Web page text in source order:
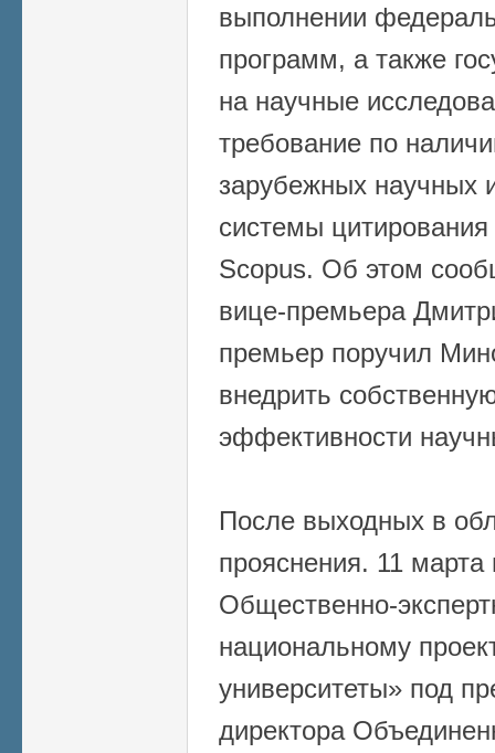
выполнении
программ, а также
на научные
требование по
зарубежных научных
системы
Scopus. Об этом
вице-премьера
премьер поручил
внедрить
эффективности
После выходных в
прояснения. 11 марта
Общественно-
национальному
университеты» под
директора